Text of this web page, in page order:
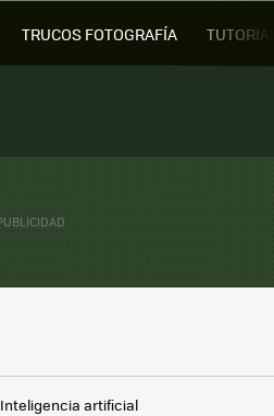
TRUCOS FOTOGRAFÍA
Inteligencia artificial